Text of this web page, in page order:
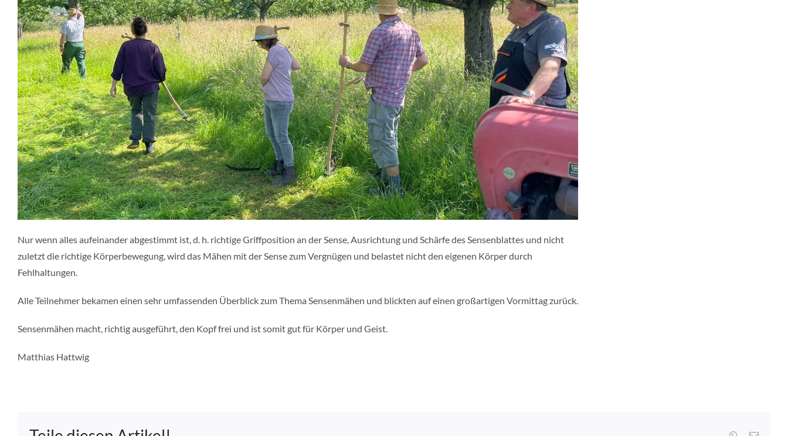
Nur wenn alles aufeinander abgestimmt ist, d. h. richtige Griffposition an der Sense, Ausrichtung und Schärfe des Sensenblattes und nicht
zuletzt die richtige Körperbewegung, wird das Mähen mit der Sense zum Vergnügen und belastet nicht den eigenen Körper durch
Fehlhaltungen.
Alle Teilnehmer bekamen einen sehr umfassenden Überblick zum Thema Sensenmähen und blickten auf einen großartigen Vormittag zurück.
Sensenmähen macht, richtig ausgeführt, den Kopf frei und ist somit gut für Körper und Geist.
Matthias Hattwig